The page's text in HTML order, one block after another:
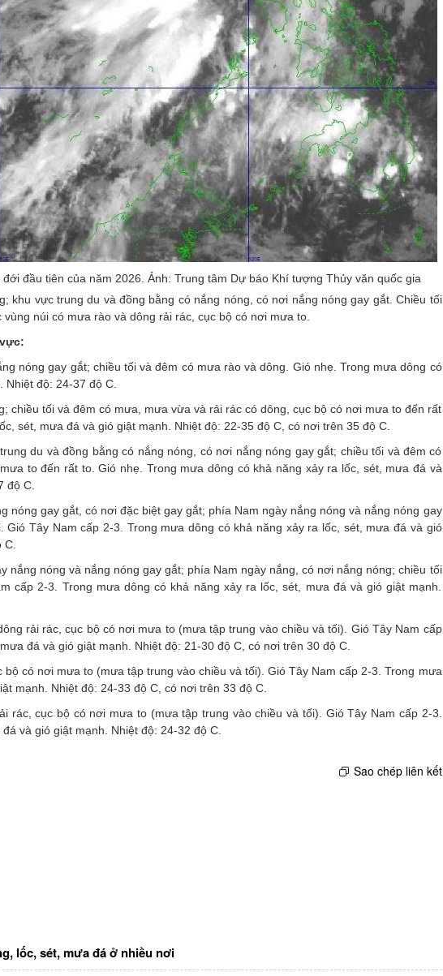
đầu tiên của năm 2026. Ảnh: Trung tâm Dự báo Khí tượng Thủy văn quốc gia
khu vực trung du và đồng bằng có nắng nóng, có nơi nắng nóng gay gắt. Chiều tối
núi có mưa rào và dông rải rác, cục bộ có nơi mưa to.
nóng gay gắt; chiều tối và đêm có mưa rào và dông. Gió nhẹ. Trong mưa dông có
Nhiệt độ: 24-37 độ C.
chiều tối và đêm có mưa, mưa vừa và rải rác có dông, cục bộ có nơi mưa to đến rất
sét, mưa đá và gió giật mạnh. Nhiệt độ: 22-35 độ C, có nơi trên 35 độ C.
du và đồng bằng có nắng nóng, có nơi nắng nóng gay gắt; chiều tối và đêm có
to đến rất to. Gió nhẹ. Trong mưa dông có khả năng xảy ra lốc, sét, mưa đá và
độ C.
nóng gay gắt, có nơi đặc biệt gay gắt; phía Nam ngày nắng nóng và nắng nóng gay
Tây Nam cấp 2-3. Trong mưa dông có khả năng xảy ra lốc, sét, mưa đá và gió
C.
nắng nóng và nắng nóng gay gắt; phía Nam ngày nắng, có nơi nắng nóng; chiều tối
cấp 2-3. Trong mưa dông có khả năng xảy ra lốc, sét, mưa đá và gió giật mạnh.
rải rác, cục bộ có nơi mưa to (mưa tập trung vào chiều và tối). Gió Tây Nam cấp
đá và gió giật mạnh. Nhiệt độ: 21-30 độ C, có nơi trên 30 độ C.
có nơi mưa to (mưa tập trung vào chiều và tối). Gió Tây Nam cấp 2-3. Trong mưa
mạnh. Nhiệt độ: 24-33 độ C, có nơi trên 33 độ C.
rác, cục bộ có nơi mưa to (mưa tập trung vào chiều và tối). Gió Tây Nam cấp 2-3.
và gió giật mạnh. Nhiệt độ: 24-32 độ C.
Sao chép liên kết
lốc, sét, mưa đá ở nhiều nơi